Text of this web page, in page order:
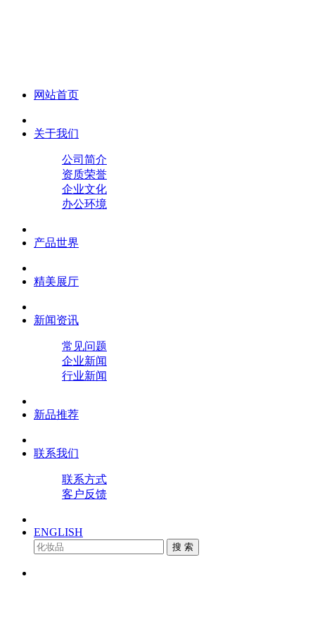
网站首页
关于我们
公司简介
资质荣誉
企业文化
办公环境
产品世界
精美展厅
新闻资讯
常见问题
企业新闻
行业新闻
新品推荐
联系我们
联系方式
客户反馈
ENGLISH